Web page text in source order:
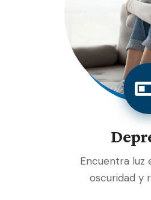
Encuentra luz
oscuridad y